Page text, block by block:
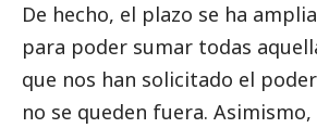
De hecho, el plazo se ha
para poder sumar todas
que nos han solicitado el
no se queden fuera.